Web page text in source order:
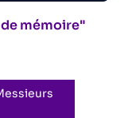
mémoire"